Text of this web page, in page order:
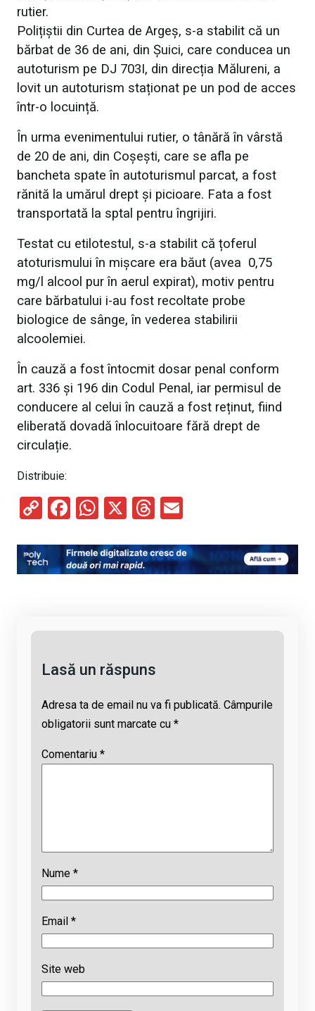
rutier.
Polițiștii din Curtea de Argeș, s-a stabilit că un
bărbat de 36 de ani, din Șuici, care conducea un
autoturism pe DJ 703I, din direcția Mălureni, a
lovit un autoturism staționat pe un pod de acces
într-o locuință.
În urma evenimentului rutier, o tânără în vârstă
de 20 de ani, din Coșești, care se afla pe
bancheta spate în autoturismul parcat, a fost
rănită la umărul drept și picioare. Fata a fost
transportată la sptal pentru îngrijiri.
Testat cu etilotestul, s-a stabilit că țoferul
atoturismului în mișcare era băut (avea 0,75
mg/l alcool pur în aerul expirat), motiv pentru
care bărbatului i-au fost recoltate probe
biologice de sânge, în vederea stabilirii
alcoolemiei.
În cauză a fost întocmit dosar penal conform
art. 336 și 196 din Codul Penal, iar permisul de
conducere al celui în cauză a fost reținut, fiind
eliberată dovadă înlocuitoare fără drept de
circulație.
Distribuie:
C
py
Li
F
ce
b
W
at
s
X
T
e
a
ail
Lasă un răspuns
Adresa ta de email nu va fi publicată. Câmpurile
obligatorii sunt marcate cu *
Comentariu *
Nume *
Email *
Site web